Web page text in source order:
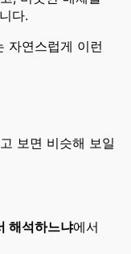
다.
자연스럽게 이런
보면 비슷해 보일
해석하느냐에서